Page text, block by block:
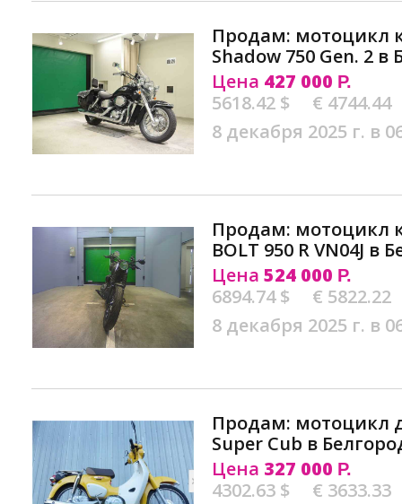
Продам: мотоцикл
Shadow 750 Gen. 2 в
Цена 427 000 Р.
5618.42 $
€ 4744.44
8 декабря 2025 г. в
Продам: мотоцикл
BOLT 950 R VN04J в
Цена 524 000 Р.
6894.74 $
€ 5822.22
8 декабря 2025 г. в
Продам: мотоцикл
Super Cub в
Цена 327 000 Р.
4302.63 $
€ 3633.33